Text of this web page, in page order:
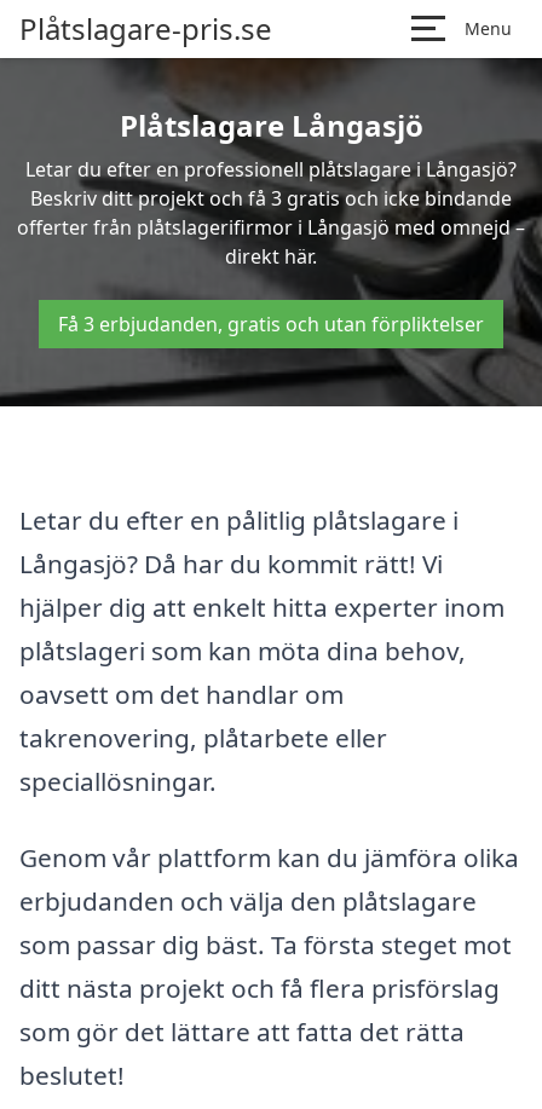
Plåtslagare-pris.se Menu
Plåtslagare Långasjö
Letar du efter en professionell plåtslagare i Långasjö?
Beskriv ditt projekt och få 3 gratis och icke bindande
offerter från plåtslagerifirmor i Långasjö med omnejd –
direkt här.
Få 3 erbjudanden, gratis och utan förpliktelser
Letar du efter en pålitlig plåtslagare i
Långasjö? Då har du kommit rätt! Vi
hjälper dig att enkelt hitta experter inom
plåtslageri som kan möta dina behov,
oavsett om det handlar om
takrenovering, plåtarbete eller
speciallösningar.
Genom vår plattform kan du jämföra olika
erbjudanden och välja den plåtslagare
som passar dig bäst. Ta första steget mot
ditt nästa projekt och få flera prisförslag
som gör det lättare att fatta det rätta
beslutet!